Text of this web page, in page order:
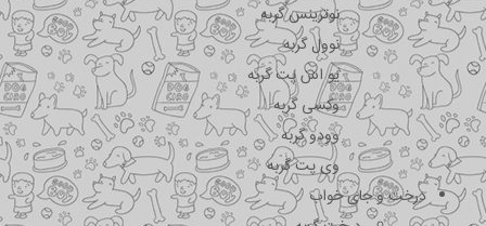
نوترینس گربه
نوول گربه
یو اس پت گربه
وکسی گربه
وودو گربه
وی پت گربه
درخت و جای خواب